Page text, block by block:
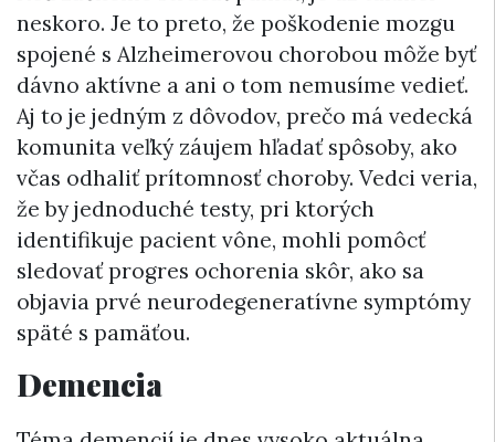
neskoro. Je to preto, že poškodenie mozgu
spojené s Alzheimerovou chorobou môže byť
dávno aktívne a ani o tom nemusíme vedieť.
Aj to je jedným z dôvodov, prečo má vedecká
komunita veľký záujem hľadať spôsoby, ako
včas odhaliť prítomnosť choroby. Vedci veria,
že by jednoduché testy, pri ktorých
identifikuje pacient vône, mohli pomôcť
sledovať progres ochorenia skôr, ako sa
objavia prvé neurodegeneratívne symptómy
späté s pamäťou.
Demencia